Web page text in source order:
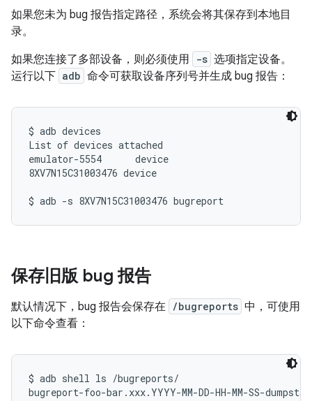
如果您未为 bug 报告指定路径，系统会将其保存到本地目
录。
如果您连接了多部设备，则必须使用
-s 选项指定设备。
运行以下 adb 命令可获取设备序列号并生成 bug 报告：
$ adb devices
List of devices attached
emulator-5554      device
8XV7N15C31003476 device
保存旧版 bug 报告
默认情况下，bug 报告会保存在 /bugreports 中，可使用
以下命令查看：
$ adb shell ls /bugreports/
bugreport-foo-bar.xxx.YYYY-MM-DD-HH-MM-SS-